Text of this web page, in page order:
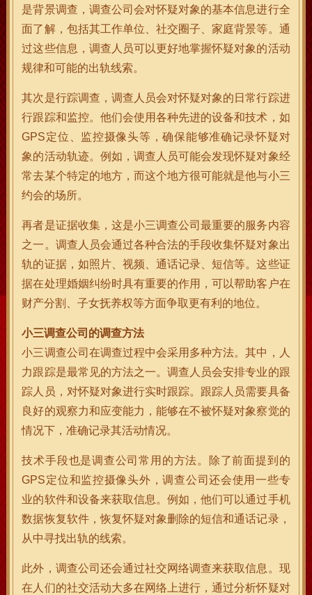
是背景调查，调查公司会对怀疑对象的基本信息进行全
面了解，包括其工作单位、社交圈子、家庭背景等。通
过这些信息，调查人员可以更好地掌握怀疑对象的活动
规律和可能的出轨线索。
其次是行踪调查，调查人员会对怀疑对象的日常行踪进
行跟踪和监控。他们会使用各种先进的设备和技术，如
GPS定位、监控摄像头等，确保能够准确记录怀疑对
象的活动轨迹。例如，调查人员可能会发现怀疑对象经
常去某个特定的地方，而这个地方很可能就是他与小三
约会的场所。
再者是证据收集，这是小三调查公司最重要的服务内容
之一。调查人员会通过各种合法的手段收集怀疑对象出
轨的证据，如照片、视频、通话记录、短信等。这些证
据在处理婚姻纠纷时具有重要的作用，可以帮助客户在
财产分割、子女抚养权等方面争取更有利的地位。
小三调查公司的调查方法
小三调查公司在调查过程中会采用多种方法。其中，人
力跟踪是最常见的方法之一。调查人员会安排专业的跟
踪人员，对怀疑对象进行实时跟踪。跟踪人员需要具备
良好的观察力和应变能力，能够在不被怀疑对象察觉的
情况下，准确记录其活动情况。
技术手段也是调查公司常用的方法。除了前面提到的
GPS定位和监控摄像头外，调查公司还会使用一些专
业的软件和设备来获取信息。例如，他们可以通过手机
数据恢复软件，恢复怀疑对象删除的短信和通话记录，
从中寻找出轨的线索。
此外，调查公司还会通过社交网络调查来获取信息。现
在人们的社交活动大多在网络上进行，通过分析怀疑对